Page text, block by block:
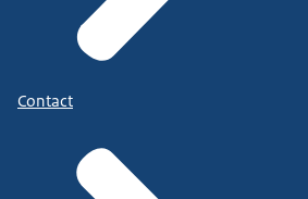
Contact